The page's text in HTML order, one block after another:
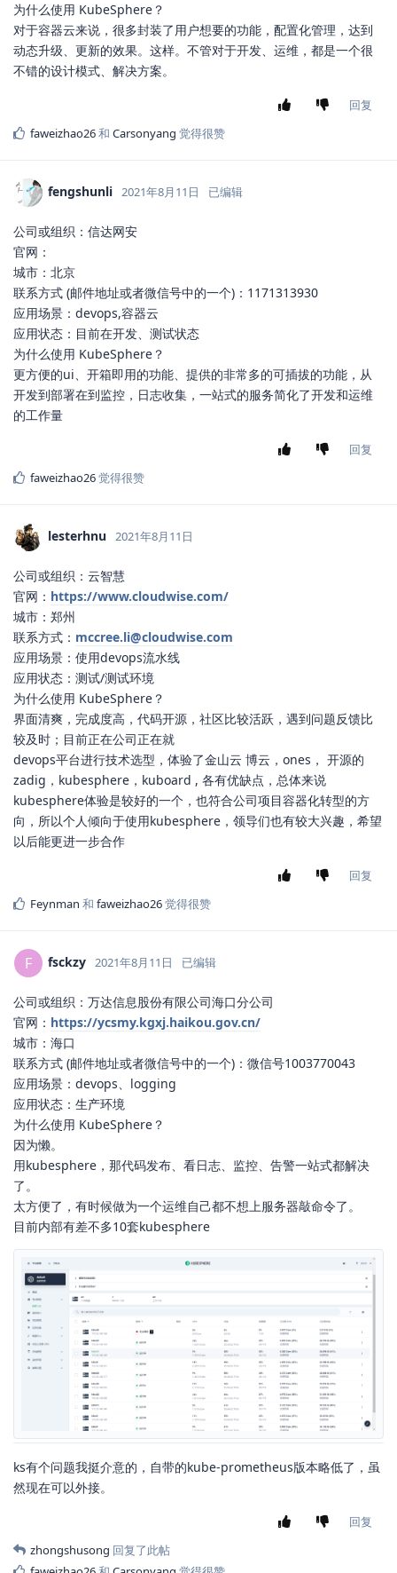
为什么使用 KubeSphere？
对于容器云来说，很多封装了用户想要的功能，配置化管理，达到
动态升级、更新的效果。这样。不管对于开发、运维，都是一个很
不错的设计模式、解决方案。
回复
faweizhao26和 Carsonyang 觉得很赞
fengshunli 2021年8月11日 已编辑
公司或组织：信达网安
官网：
城市：北京
联系方式 (邮件地址或者微信号中的一个)：1171313930
应用场景：devops,容器云
应用状态：目前在开发、测试状态
为什么使用 KubeSphere？
更方便的ui、开箱即用的功能、提供的非常多的可插拔的功能，从
开发到部署在到监控，日志收集，一站式的服务简化了开发和运维
的工作量
回复
faweizhao26觉得很赞
lesterhnu 2021年8月11日
公司或组织：云智慧
官网： https://www.cloudwise.com/
城市：郑州
联系方式： mccree.li@cloudwise.com
应用场景：使用devops流水线
应用状态：测试/测试环境
为什么使用 KubeSphere？
界面清爽，完成度高，代码开源，社区比较活跃，遇到问题反馈比
较及时；目前正在公司正在就
devops平台进行技术选型，体验了金山云 博云，ones， 开源的
zadig，kubesphere，kuboard , 各有优缺点，总体来说
kubesphere体验是较好的一个，也符合公司项目容器化转型的方
向，所以个人倾向于使用kubesphere，领导们也有较大兴趣，希望
以后能更进一步合作
回复
Feynman 和 faweizhao26觉得很赞
F fsckzy 2021年8月11日 已编辑
公司或组织：万达信息股份有限公司海口分公司
官网： https://ycsmy.kgxj.haikou.gov.cn/
城市：海口
联系方式 (邮件地址或者微信号中的一个)：微信号1003770043
应用场景：devops、logging
应用状态：生产环境
为什么使用 KubeSphere？
因为懒。
用kubesphere，那代码发布、看日志、监控、告警一站式都解决
了。
太方便了，有时候做为一个运维自己都不想上服务器敲命令了。
目前内部有差不多10套kubesphere
ks有个问题我挺介意的，自带的kube-prometheus版本略低了，虽
然现在可以外接。
回复
zhongshusong 回复了此帖